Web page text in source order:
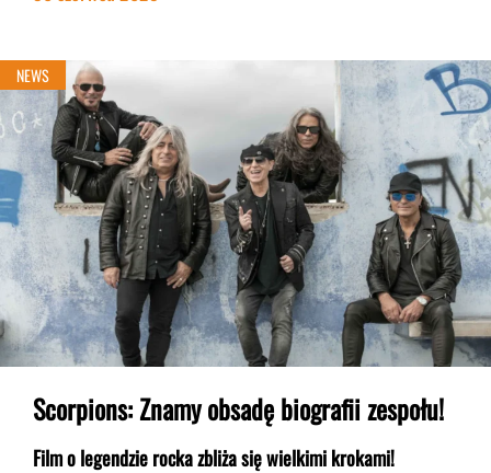
NEWS
Scorpions: Znamy obsadę biografii zespołu!
Film o legendzie rocka zbliża się wielkimi krokami!